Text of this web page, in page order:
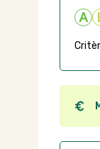
A
Quel